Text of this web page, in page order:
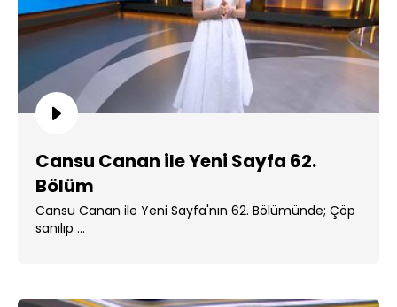
Cansu Canan ile Yeni Sayfa 62.
Bölüm
Cansu Canan ile Yeni Sayfa'nın 62. Bölümünde; Çöp
sanılıp ...